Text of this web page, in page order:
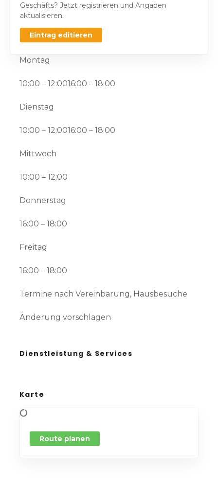
Geschäfts? Jetzt registrieren und Angaben
aktualisieren.
Eintrag editieren
Montag
10:00 – 12:0016:00 – 18:00
Dienstag
10:00 – 12:0016:00 – 18:00
Mittwoch
10:00 – 12:00
Donnerstag
16:00 – 18:00
Freitag
16:00 – 18:00
Termine nach Vereinbarung, Hausbesuche
Änderung vorschlagen
Dienstleistung & Services
Karte
Route planen